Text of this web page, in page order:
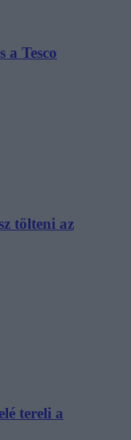
a Tesco
tölteni az
tereli a